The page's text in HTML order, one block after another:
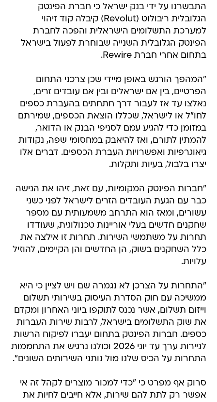
התבשרנו על ידי בנק ישראל כי חברת הפינטק
הגלובלית ריבולוט (Revolut) קיבלה קוד זיהוי
למערכת התשלומים הישראלית והפכה לחברת
הפינטק הגלובלית השנייה שבוחרת לפעול בישראל
בתחום אחרי חברת Rewire.
"המהפך הורגש באופן מיידי שכן צרכני התחום
הפרטיים, בין אם ישראלים ובין אם עובדים זרים,
נאלצו עד אז לעבור דרך חתחתים בהעברת כספים
לחו"ל או לישראל, שכללו הוצאת הכספים, שמירתם
במזומן כדי להגיע עמם לסניפי הבנק או הדואר,
להמתין לתורם, ואז להיאבק במחסומי שפה, נקודות
גיאוגרפיות ואפשרויות העברת הכספים. דברים אלו
יצרו בלבול, בעיות ותקלות.
"חברות הפינטק המקומיות, עם זאת, זיהו את הנישה
כבר עם הגעת העובדים הזרים לישראל לפני כשני
עשורים, ומאז הוא התרחב משמעותית עם מספר
שחקנים חדשים בעלי אוריינות טכנולוגית, שעודדו
תחרות על משתמשי השירות. תחרות זו אילצה את
כלל השחקנים בשוק, הן החדשים והן הקיימים, להוזיל
עלויות.
"התחרות על הצרכן לא נגמרה שם ויש לציין כי היא
ממשיכה עם חוק הסדרת העיסוק בשירותי תשלום
וייזום תשלום, אשר נכנס לתוקפו ביוני האחרון ומקדם
את שוק התשלומים בישראל, לרבות שירות העברות
כספים. חברות הפינטק בתחום יעברו לפיקוח הרשות
לניירות ערך עד יוני 2026 וכולנו נרגיש את התחממות
התחרות על הכיס שלנו מול נותני השירותים השונים".
סרוק אף מפרט כי "כדי למכור מוצרים לקהל זה אי
אפשר רק לתת להם שירות, אלא חייבים לחיות את